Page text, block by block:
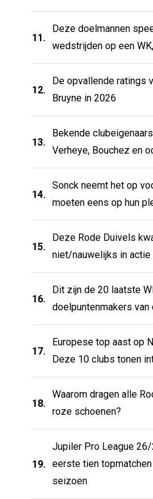
11.
Deze doelmannen
wedstrijden op een
12.
De opvallende ratings
Bruyne in 2026
13.
Bekende
Verheye, Bouchez en
14.
Sonck neemt het op
moeten eens op hun
15.
Deze Rode Duivels
niet/nauwelijks in actie
16.
Dit zijn de 20 laatste
doelpuntenmakers van
17.
Europese top aast op
Deze 10 clubs
18.
Waarom dragen alle
roze schoenen?
19.
Jupiler Pro League
eerste tien
seizoen